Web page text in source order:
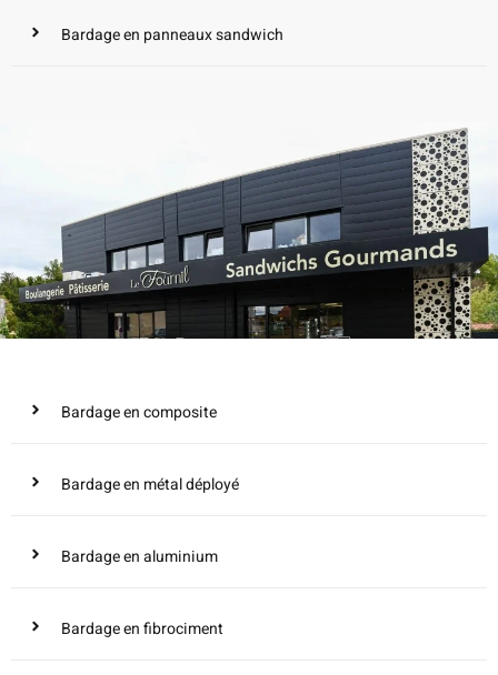
Bardage en panneaux sandwich
Bardage en composite
Bardage en métal déployé
Bardage en aluminium
Bardage en fibrociment